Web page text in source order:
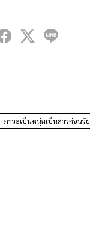
ภาวะเป็นหนุ่มเป็นสาวก่อนวัย